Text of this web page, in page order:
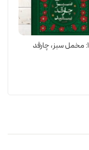
خاتم ۱۰: مخمل سبز،‌ چارقد